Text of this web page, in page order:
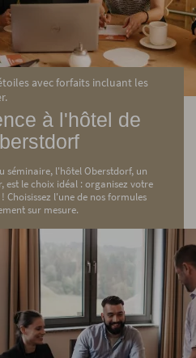
avec forfaits incluant les
à l'hôtel de
séminaire, l'hôtel Oberstdorf, un
est le choix idéal : organisez votre
l'une de nos formules
sur mesure.